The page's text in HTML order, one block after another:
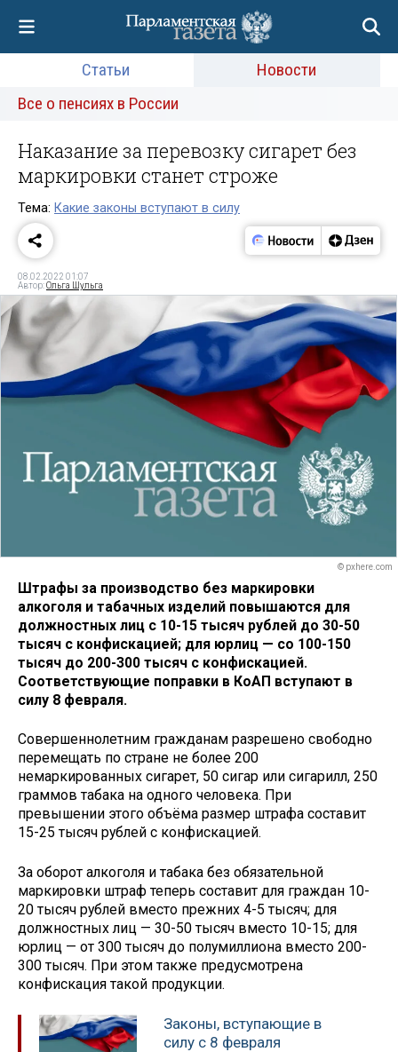
Статьи
Новости
Все о пенсиях в России
Наказание за перевозку сигарет без
маркировки станет строже
Тема: Какие законы вступают в силу
08.02.2022 01:07
Автор:Ольга Шульга
© pxhere.com
Штрафы за производство без маркировки
алкоголя и табачных изделий повышаются для
должностных лиц с 10-15 тысяч рублей до 30-50
тысяч с конфискацией; для юрлиц — со 100-150
тысяч до 200-300 тысяч с конфискацией.
Соответствующие поправки в КоАП вступают в
силу 8 февраля.
Совершеннолетним гражданам разрешено свободно
перемещать по стране не более 200
немаркированных сигарет, 50 сигар или сигарилл, 250
граммов табака на одного человека. При
превышении этого объёма размер штрафа составит
15-25 тысяч рублей с конфискацией.
За оборот алкоголя и табака без обязательной
маркировки штраф теперь составит для граждан 10-
20 тысяч рублей вместо прежних 4-5 тысяч; для
должностных лиц — 30-50 тысяч вместо 10-15; для
юрлиц — от 300 тысяч до полумиллиона вместо 200-
300 тысяч. При этом также предусмотрена
конфискация такой продукции.
Законы, вступающие в
силу с 8 февраля